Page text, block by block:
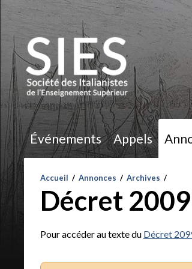
Événements Appels
Accueil / Annonces / Archives /
Décret
Pour accéder au texte du Décret